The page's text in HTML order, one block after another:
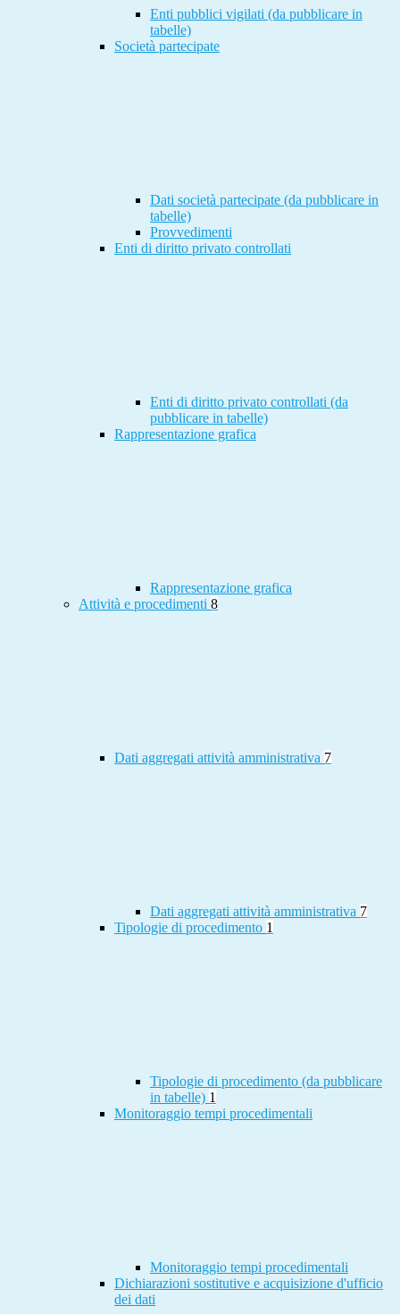
Enti pubblici vigilati (da pubblicare in
tabelle)
Società partecipate
Dati società partecipate (da pubblicare in
tabelle)
Provvedimenti
Enti di diritto privato controllati
Enti di diritto privato controllati (da
pubblicare in tabelle)
Rappresentazione grafica
Rappresentazione grafica
Attività e procedimenti 8
Dati aggregati attività amministrativa 7
Dati aggregati attività amministrativa 7
Tipologie di procedimento 1
Tipologie di procedimento (da pubblicare
in tabelle) 1
Monitoraggio tempi procedimentali
Monitoraggio tempi procedimentali
Dichiarazioni sostitutive e acquisizione d'ufficio
dei dati